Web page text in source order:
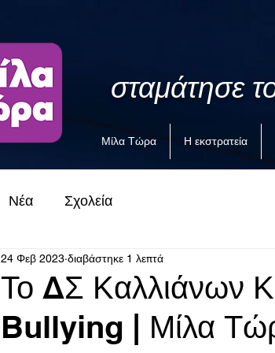
σταμάτησε
Μίλα Τώρα Η εκστρατεία
Νέα Σχολεία
Το ΔΣ Καλλιάνων
Bullying | Μίλα
24 Φεβ 2023 διαβάστηκε 1 λεπτά